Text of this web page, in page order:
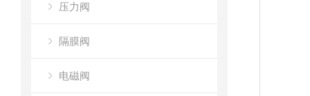
压力阀
隔膜阀
电磁阀